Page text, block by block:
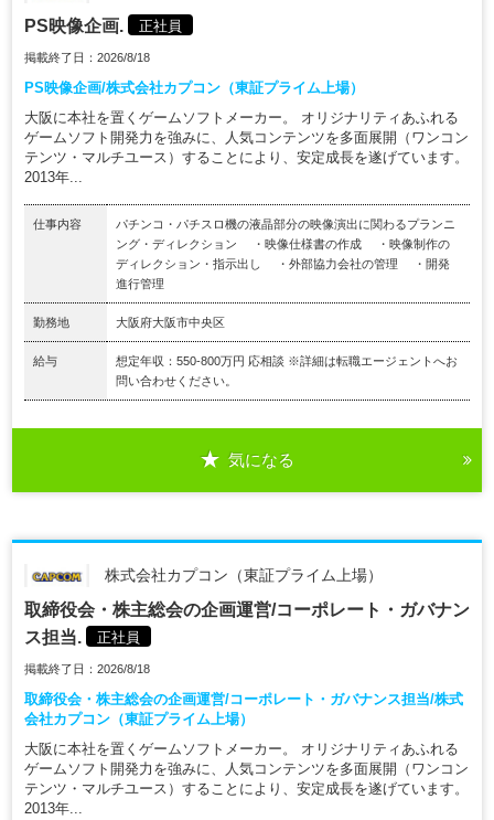
PS映像企画. 正社員
掲載終了日：2026/8/18
PS映像企画/株式会社カプコン（東証プライム上場）
大阪に本社を置くゲームソフトメーカー。 オリジナリティあふれる
ゲームソフト開発力を強みに、人気コンテンツを多面展開（ワンコン
テンツ・マルチユース）することにより、安定成長を遂げています。
2013年...
仕事内容
パチンコ・パチスロ機の液晶部分の映像演出に関わるプランニ
ング・ディレクション ・映像仕様書の作成 ・映像制作の
ディレクション・指示出し ・外部協力会社の管理 ・開発
進行管理
勤務地 大阪府大阪市中央区
給与
想定年収：550-800万円 応相談 ※詳細は転職エージェントへお
問い合わせください。
気になる
株式会社カプコン（東証プライム上場）
取締役会・株主総会の企画運営/コーポレート・ガバナン
ス担当.
正社員
掲載終了日：2026/8/18
取締役会・株主総会の企画運営/コーポレート・ガバナンス担当/株式
会社カプコン（東証プライム上場）
大阪に本社を置くゲームソフトメーカー。 オリジナリティあふれる
ゲームソフト開発力を強みに、人気コンテンツを多面展開（ワンコン
テンツ・マルチユース）することにより、安定成長を遂げています。
2013年...